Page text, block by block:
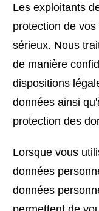
Les exploitants
protection de
sérieux. Nous
de manière
dispositions
données ainsi
protection des
Lorsque vous
données
données